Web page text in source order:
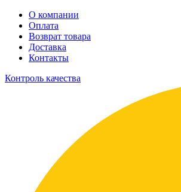
О компании
Оплата
Возврат товара
Доставка
Контакты
Контроль качества